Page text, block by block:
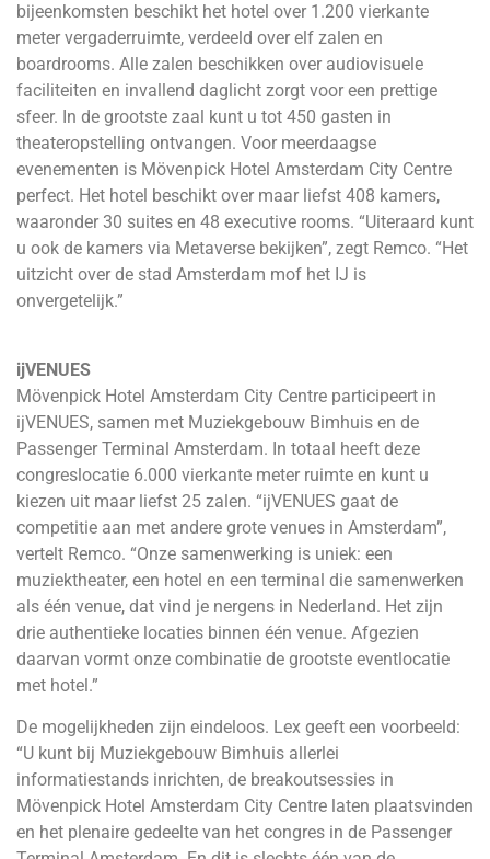
bijeenkomsten beschikt het hotel over 1.200 vierkante
meter vergaderruimte, verdeeld over elf zalen en
boardrooms. Alle zalen beschikken over audiovisuele
faciliteiten en invallend daglicht zorgt voor een prettige
sfeer. In de grootste zaal kunt u tot 450 gasten in
theateropstelling ontvangen. Voor meerdaagse
evenementen is Mövenpick Hotel Amsterdam City Centre
perfect. Het hotel beschikt over maar liefst 408 kamers,
waaronder 30 suites en 48 executive rooms. “Uiteraard kunt
u ook de kamers via Metaverse bekijken”, zegt Remco. “Het
uitzicht over de stad Amsterdam mof het IJ is
onvergetelijk.”
ijVENUES
Mövenpick Hotel Amsterdam City Centre participeert in
ijVENUES, samen met Muziekgebouw Bimhuis en de
Passenger Terminal Amsterdam. In totaal heeft deze
congreslocatie 6.000 vierkante meter ruimte en kunt u
kiezen uit maar liefst 25 zalen. “ijVENUES gaat de
competitie aan met andere grote venues in Amsterdam”,
vertelt Remco. “Onze samenwerking is uniek: een
muziektheater, een hotel en een terminal die samenwerken
als één venue, dat vind je nergens in Nederland. Het zijn
drie authentieke locaties binnen één venue. Afgezien
daarvan vormt onze combinatie de grootste eventlocatie
met hotel.”
De mogelijkheden zijn eindeloos. Lex geeft een voorbeeld:
“U kunt bij Muziekgebouw Bimhuis allerlei
informatiestands inrichten, de breakoutsessies in
Mövenpick Hotel Amsterdam City Centre laten plaatsvinden
en het plenaire gedeelte van het congres in de Passenger